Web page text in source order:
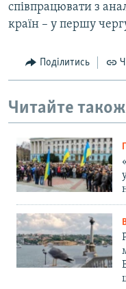
співпрацювати з
країн – у першу
Поділитись
Читайте також